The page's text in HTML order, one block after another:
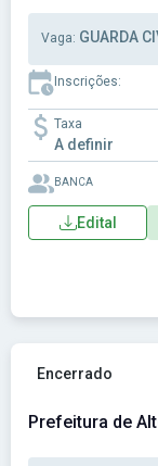
Vaga: GUARDA CIVIL
Inscrições:
Taxa
A definir
BANCA
Edital
Ver concurso:
Encerrado
Prefeitura de